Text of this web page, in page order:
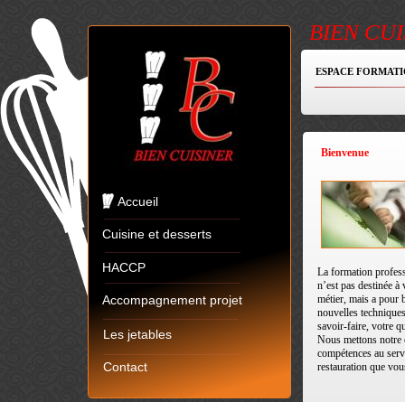
Bienvenue
La formation
n’est pas destinée
métier, mais a pour
nouvelles
savoir-faire, votre
Nous mettons notre
compétences au
restauration que
BIEN
Cuisine et desserts
HACCP
Accueil
ESPACE
Contact
Les jetables
Accompagnement projet